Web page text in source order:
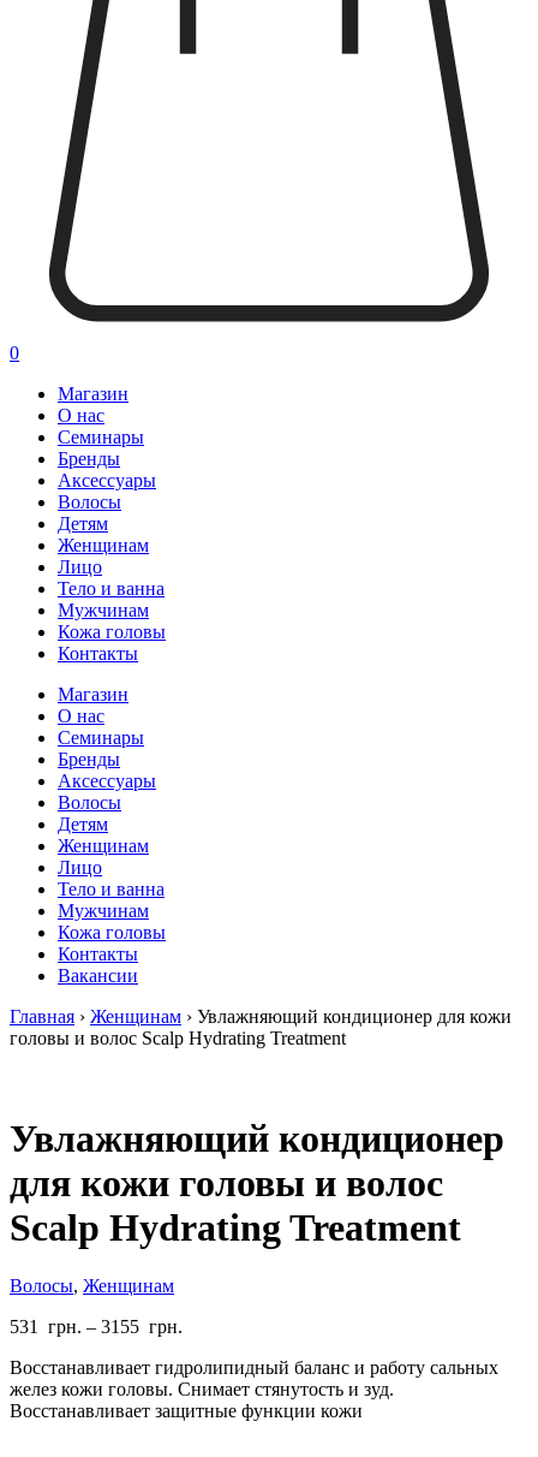
0
Магазин
О нас
Семинары
Бренды
Аксессуары
Волосы
Детям
Женщинам
Лицо
Тело и ванна
Мужчинам
Кожа головы
Контакты
Магазин
О нас
Семинары
Бренды
Аксессуары
Волосы
Детям
Женщинам
Лицо
Тело и ванна
Мужчинам
Кожа головы
Контакты
Вакансии
Главная › Женщинам › Увлажняющий кондиционер для кожи
головы и волос Scalp Hydrating Treatment
Увлажняющий кондиционер
для кожи головы и волос
Scalp Hydrating Treatment
Волосы, Женщинам
531
грн. – 3155 грн.
Восстанавливает гидролипидный баланс и работу сальных
желез кожи головы. Снимает стянутость и зуд.
Восстанавливает защитные функции кожи